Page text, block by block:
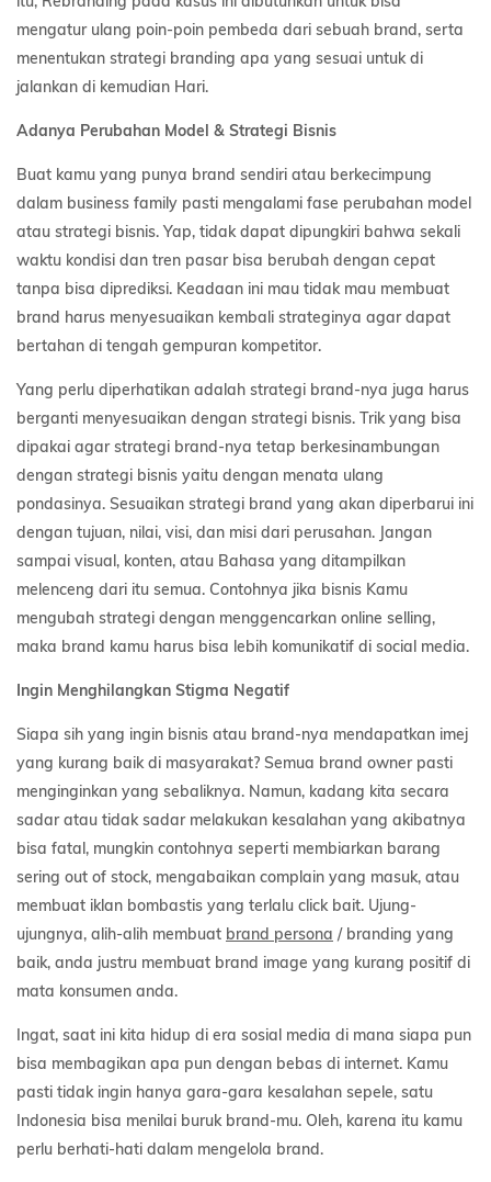
mengatur ulang poin-poin pembeda dari sebuah brand, serta
menentukan strategi branding apa yang sesuai untuk di
jalankan di kemudian Hari.
Adanya Perubahan Model & Strategi Bisnis
Buat kamu yang punya brand sendiri atau berkecimpung
dalam business family pasti mengalami fase perubahan model
atau strategi bisnis. Yap, tidak dapat dipungkiri bahwa sekali
waktu kondisi dan tren pasar bisa berubah dengan cepat
tanpa bisa diprediksi. Keadaan ini mau tidak mau membuat
brand harus menyesuaikan kembali strateginya agar dapat
bertahan di tengah gempuran kompetitor.
Yang perlu diperhatikan adalah strategi brand-nya juga harus
berganti menyesuaikan dengan strategi bisnis. Trik yang bisa
dipakai agar strategi brand-nya tetap berkesinambungan
dengan strategi bisnis yaitu dengan menata ulang
pondasinya. Sesuaikan strategi brand yang akan diperbarui ini
dengan tujuan, nilai, visi, dan misi dari perusahan. Jangan
sampai visual, konten, atau Bahasa yang ditampilkan
melenceng dari itu semua. Contohnya jika bisnis Kamu
mengubah strategi dengan menggencarkan online selling,
maka brand kamu harus bisa lebih komunikatif di social media.
Ingin Menghilangkan Stigma Negatif
Siapa sih yang ingin bisnis atau brand-nya mendapatkan imej
yang kurang baik di masyarakat? Semua brand owner pasti
menginginkan yang sebaliknya. Namun, kadang kita secara
sadar atau tidak sadar melakukan kesalahan yang akibatnya
bisa fatal, mungkin contohnya seperti membiarkan barang
sering out of stock, mengabaikan complain yang masuk, atau
membuat iklan bombastis yang terlalu click bait. Ujung-
ujungnya, alih-alih membuat brand persona / branding yang
baik, anda justru membuat brand image yang kurang positif di
mata konsumen anda.
Ingat, saat ini kita hidup di era sosial media di mana siapa pun
bisa membagikan apa pun dengan bebas di internet. Kamu
pasti tidak ingin hanya gara-gara kesalahan sepele, satu
Indonesia bisa menilai buruk brand-mu. Oleh, karena itu kamu
perlu berhati-hati dalam mengelola brand.